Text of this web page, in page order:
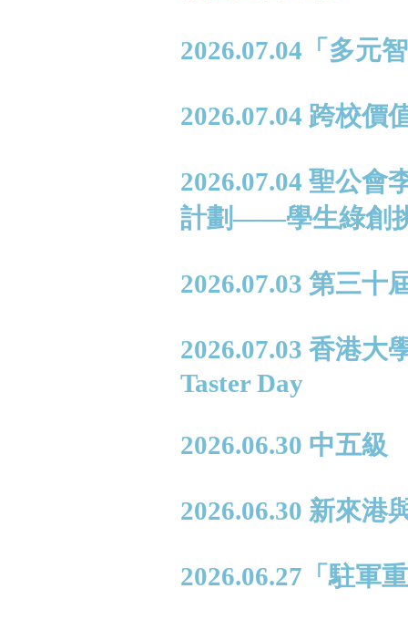
2026.07.04「多元
2026.07.04 跨校價
2026.07.04 聖公會
計劃——學生綠創
2026.07.03 第三十
2026.07.03 香港
Taster Day
2026.06.30 中五級
2026.06.30 新來港
2026.06.27「駐軍